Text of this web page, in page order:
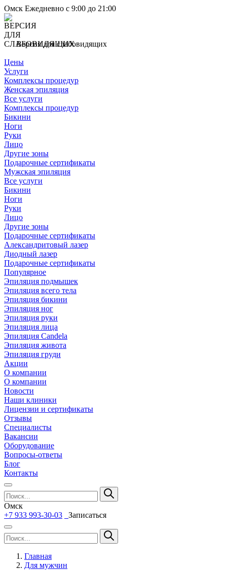
Омск Ежедневно с 9:00 до 21:00
Версия для слабовидящих
Цены
Услуги
Комплексы процедур
Женская эпиляция
Все услуги
Комплексы процедур
Бикини
Ноги
Руки
Лицо
Другие зоны
Подарочные сертификаты
Мужская эпиляция
Все услуги
Бикини
Ноги
Руки
Лицо
Другие зоны
Подарочные сертификаты
Александритовый лазер
Диодный лазер
Подарочные сертификаты
Популярное
Эпиляция подмышек
Эпиляция всего тела
Эпиляция бикини
Эпиляция ног
Эпиляция руки
Эпиляция лица
Эпиляция Candela
Эпиляция живота
Эпиляция груди
Акции
О компании
О компании
Новости
Наши клиники
Лицензии и сертификаты
Отзывы
Специалисты
Вакансии
Оборудование
Вопросы-ответы
Блог
Контакты
Омск
+7 933 993-30-03
Записаться
Главная
Для мужчин